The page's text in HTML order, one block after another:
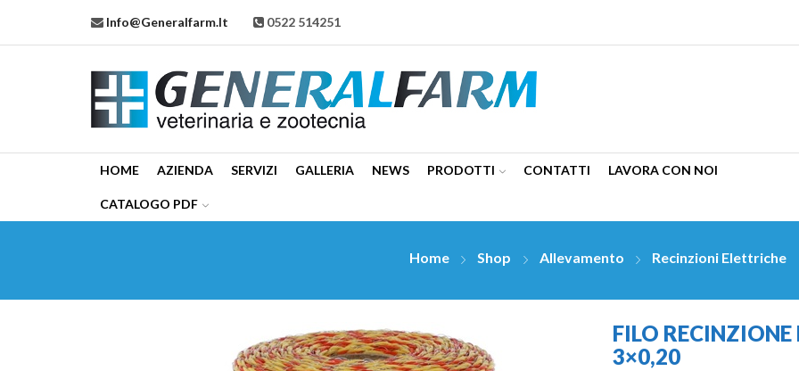
Info@generalfarm.it 0522 514251
HOME AZIENDA SERVIZI GALLERIA NEWS PRODOTTI CONTATTI LAVORA CON NOI
CATALOGO PDF
Home Shop Allevamento Recinzioni Elettriche
FILO
3×0,20